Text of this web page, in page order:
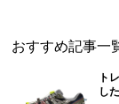
おすすめ記事一
ト
し